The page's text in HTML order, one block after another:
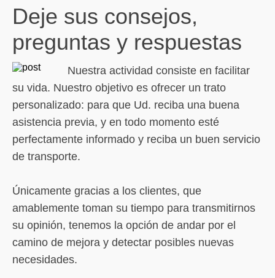
Deje sus consejos,
preguntas y respuestas
Nuestra actividad consiste en facilitar
su vida. Nuestro objetivo es ofrecer un trato
personalizado: para que Ud. reciba una buena
asistencia previa, y en todo momento esté
perfectamente informado y reciba un buen servicio
de transporte.
Únicamente gracias a los clientes, que
amablemente toman su tiempo para transmitirnos
su opinión, tenemos la opción de andar por el
camino de mejora y detectar posibles nuevas
necesidades.